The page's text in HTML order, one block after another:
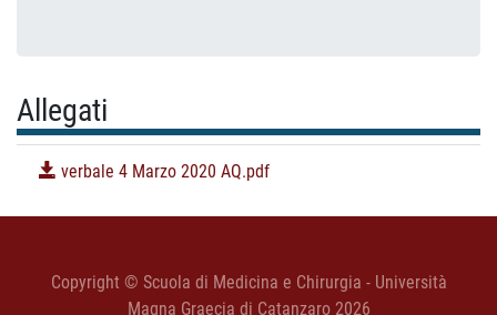
Allegati
verbale 4 Marzo 2020 AQ.pdf
Copyright © Scuola di Medicina e Chirurgia - Università
Magna Graecia di Catanzaro 2026